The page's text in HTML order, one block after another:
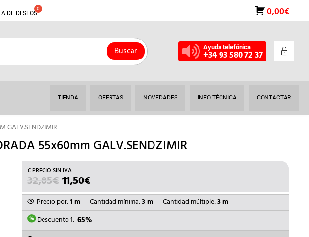
DE DESEOS 0,00€
Buscar Ayuda telefónica
+34 93 580 72 37
TIENDA OFERTAS NOVEDADES INFO TÉCNICA CONTACTAR
GALV.SENDZIMIR
55x60mm GALV.SENDZIMIR
32,85€ EL
PRECIO
ORIGINAL
ERA:
32,85€.
11,50€EL
PRECIO
ACTUAL
ES:
11,50€.
Precio por:1 m Cantidad mínima:3 m Cantidad múltiple:3 m
Descuento 1: 65%